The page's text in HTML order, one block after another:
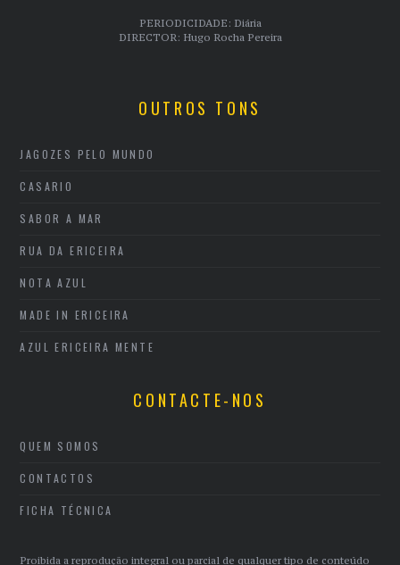
PERIODICIDADE: Diária
DIRECTOR: Hugo Rocha Pereira
OUTROS TONS
JAGOZES PELO MUNDO
CASARIO
SABOR A MAR
RUA DA ERICEIRA
NOTA AZUL
MADE IN ERICEIRA
AZUL ERICEIRA MENTE
CONTACTE-NOS
QUEM SOMOS
CONTACTOS
FICHA TÉCNICA
Proibida a reprodução integral ou parcial de qualquer tipo de conteúdo